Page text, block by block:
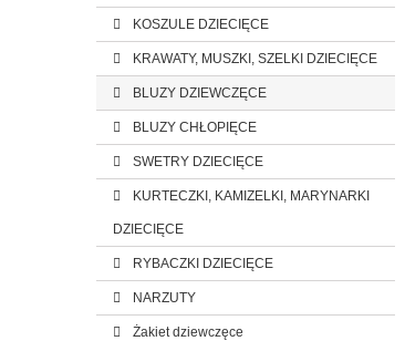
KOSZULE DZIECIĘCE
KRAWATY, MUSZKI, SZELKI DZIECIĘCE
BLUZY DZIEWCZĘCE
BLUZY CHŁOPIĘCE
SWETRY DZIECIĘCE
KURTECZKI, KAMIZELKI, MARYNARKI
DZIECIĘCE
RYBACZKI DZIECIĘCE
NARZUTY
Żakiet dziewczęce